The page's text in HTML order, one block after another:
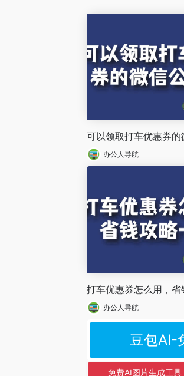
可以领取打车优惠券的
办公人导航
打车优惠券怎么用，省
办公人导航
豆包AI-
免费AI图片生成工具